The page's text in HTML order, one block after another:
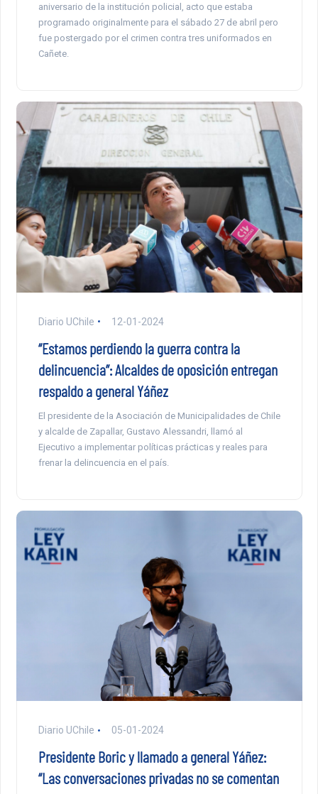
aniversario de la institución policial, acto que estaba
programado originalmente para el sábado 27 de abril pero
fue postergado por el crimen contra tres uniformados en
Cañete.
Diario UChile 12-01-2024
“Estamos perdiendo la guerra contra la
delincuencia”: Alcaldes de oposición entregan
respaldo a general Yáñez
El presidente de la Asociación de Municipalidades de Chile
y alcalde de Zapallar, Gustavo Alessandri, llamó al
Ejecutivo a implementar políticas prácticas y reales para
frenar la delincuencia en el país.
Diario UChile 05-01-2024
Presidente Boric y llamado a general Yáñez:
“Las conversaciones privadas no se comentan